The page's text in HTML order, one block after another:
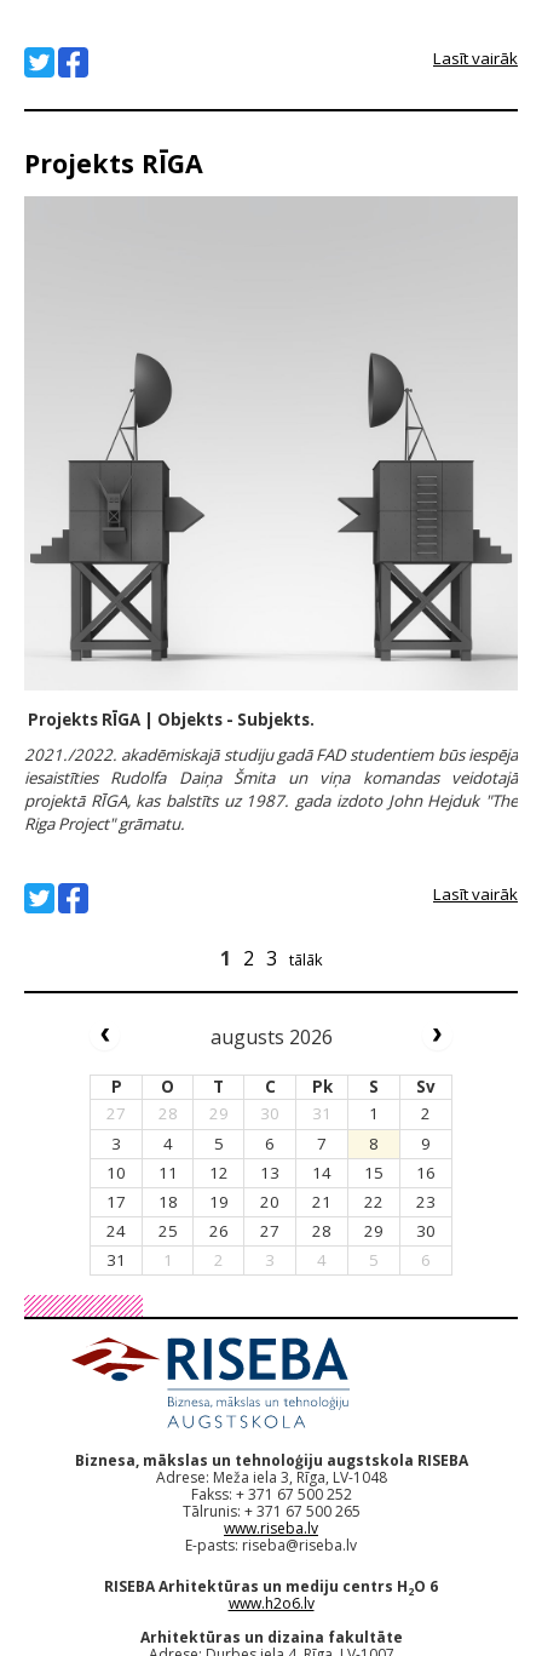
Lasīt vairāk
Projekts RĪGA
Projekts RĪGA | Objekts - Subjekts.
2021./2022. akadēmiskajā studiju gadā FAD studentiem būs iespēja
iesaistīties Rudolfa Daiņa Šmita un viņa komandas veidotajā
projektā RĪGA, kas balstīts uz 1987. gada izdoto John Hejduk "The
Riga Project" grāmatu.
Lasīt vairāk
1 2 3 tālāk
augusts 2026
P O T C Pk S
Sv
27
28 29 30 31 1
2
3
4 5 6 7 8
9
10
11 12 13 14 15
16
17
18 19 20 21 22
23
24
25 26 27 28 29
30
31
1 2 3 4 5 6
Biznesa, mākslas un tehnoloģiju augstskola RISEBA
Adrese: Meža iela 3, Rīga, LV-1048
Fakss: + 371 67 500 252
Tālrunis: + 371 67 500 265
www.riseba.lv
E-pasts: riseba@riseba.lv
RISEBA Arhitektūras un mediju centrs H2O 6
www.h2o6.lv
Arhitektūras un dizaina fakultāte